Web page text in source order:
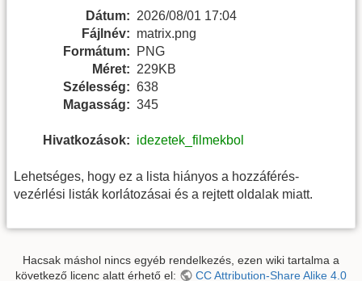
Dátum: 2026/08/01 17:04
Fájlnév: matrix.png
Formátum:
PNG
Méret: 229KB
Szélesség: 638
Magasság: 345
Hivatkozások: idezetek_filmekbol
Lehetséges, hogy ez a lista hiányos a hozzáférés-
vezérlési listák korlátozásai és a rejtett oldalak miatt.
Hacsak máshol nincs egyéb rendelkezés, ezen wiki tartalma a
következő licenc alatt érhető el:
CC Attribution-Share Alike 4.0